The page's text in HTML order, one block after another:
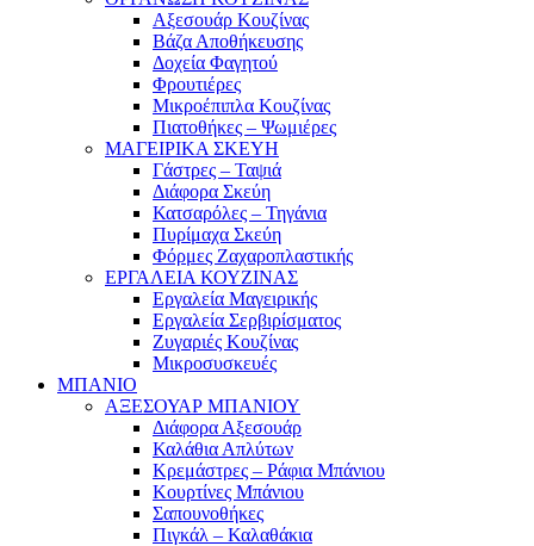
Αξεσουάρ Κουζίνας
Βάζα Αποθήκευσης
Δοχεία Φαγητού
Φρουτιέρες
Μικροέπιπλα Κουζίνας
Πιατοθήκες – Ψωμιέρες
ΜΑΓΕΙΡΙΚΑ ΣΚΕΥΗ
Γάστρες – Ταψιά
Διάφορα Σκεύη
Κατσαρόλες – Τηγάνια
Πυρίμαχα Σκεύη
Φόρμες Ζαχαροπλαστικής
ΕΡΓΑΛΕΙΑ ΚΟΥΖΙΝΑΣ
Εργαλεία Μαγειρικής
Εργαλεία Σερβιρίσματος
Ζυγαριές Κουζίνας
Μικροσυσκευές
ΜΠΑΝΙΟ
ΑΞΕΣΟΥΑΡ ΜΠΑΝΙΟΥ
Διάφορα Αξεσουάρ
Καλάθια Απλύτων
Κρεμάστρες – Ράφια Μπάνιου
Κουρτίνες Μπάνιου
Σαπουνοθήκες
Πιγκάλ – Καλαθάκια